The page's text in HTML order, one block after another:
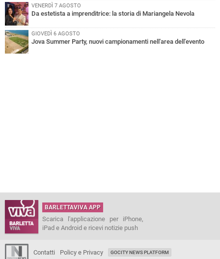
VENERDÌ 7 AGOSTO
Da estetista a imprenditrice: la storia di Mariangela Nevola
GIOVEDÌ 6 AGOSTO
Jova Summer Party, nuovi campionamenti nell'area dell'evento
BARLETTAVIVA APP
Scarica l'applicazione per iPhone,
iPad e Android e ricevi notizie push
Contatti Policy e Privacy GOCITY NEWS PLATFORM